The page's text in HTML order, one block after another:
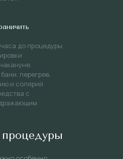
до процедуры.
перегрев.
и солярий.
с